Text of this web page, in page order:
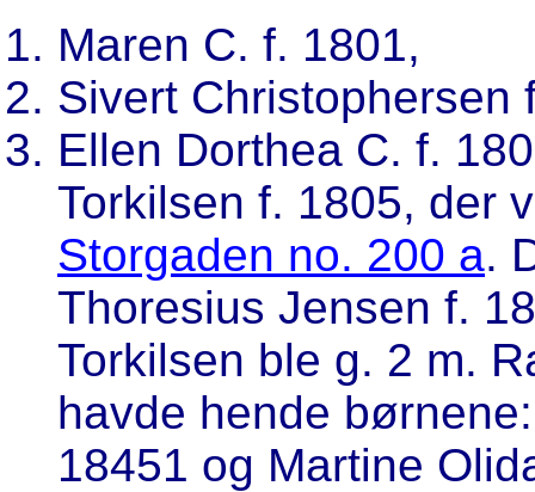
Maren C. f. 1801,
Sivert Christophersen
Ellen Dorthea C. f.
Torkilsen f. 1805, der
Storgaden no. 200 a.
Thoresius Jensen f.
Torkilsen ble g. 2 m.
havde hende
18451 og Martine